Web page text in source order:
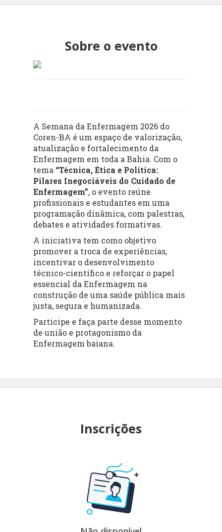
Sobre o evento
A Semana da Enfermagem 2026 do
Coren-BA é um espaço de valorização,
atualização e fortalecimento da
Enfermagem em toda a Bahia. Com o
tema “Técnica, Ética e Política:
Pilares Inegociáveis do Cuidado de
Enfermagem”, o evento reúne
profissionais e estudantes em uma
programação dinâmica, com palestras,
debates e atividades formativas.
A iniciativa tem como objetivo
promover a troca de experiências,
incentivar o desenvolvimento
técnico-científico e reforçar o papel
essencial da Enfermagem na
construção de uma saúde pública mais
justa, segura e humanizada.
Participe e faça parte desse momento
de união e protagonismo da
Enfermagem baiana.
Inscrições